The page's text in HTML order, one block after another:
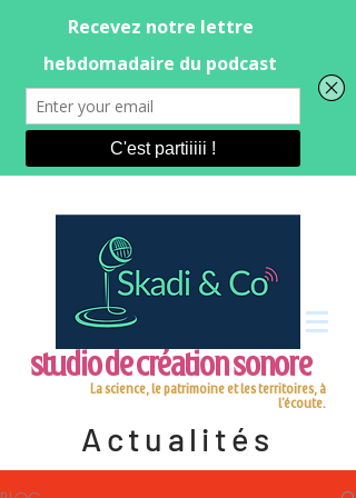
studio de création sonore
La science, le patrimoine et les territoires, à
l'écoute.
Actualités